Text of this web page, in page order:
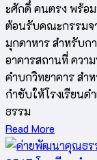
ะศักดิ์ คนตรง พร้อ
ต้อนรับคณะกรรมจ
มุกดาหาร สำหรับก
อาคารสถานที่ ควา
คำบกวิทยาคาร สำ
กำชับให้โรงเรียนด
ธรรม
Read More